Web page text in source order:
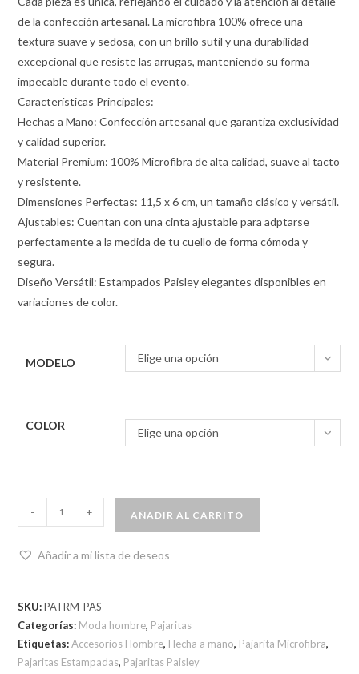
de la confección artesanal. La microfibra 100% ofrece una
textura suave y sedosa, con un brillo sutil y una durabilidad
excepcional que resiste las arrugas, manteniendo su forma
impecable durante todo el evento.
Características Principales:
Hechas a Mano: Confección artesanal que garantiza exclusividad
y calidad superior.
Material Premium: 100% Microfibra de alta calidad, suave al tacto
y resistente.
Dimensiones Perfectas: 11,5 x 6 cm, un tamaño clásico y versátil.
Ajustables: Cuentan con una cinta ajustable para adptarse
perfectamente a la medida de tu cuello de forma cómoda y
segura.
Diseño Versátil: Estampados Paisley elegantes disponibles en
variaciones de color.
MODELO Elige una opción
COLOR
Elige una opción
- + AÑADIR AL CARRITO
Añadir a mi lista de deseos
SKU:PATRM-PAS
Categorías: Moda hombre, Pajaritas
Etiquetas:Accesorios Hombre, Hecha a mano, Pajarita Microfibra,
Pajaritas Estampadas, Pajaritas Paisley